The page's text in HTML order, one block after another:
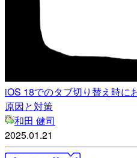
iOS 18でのタブ切り替え時に
原因と対策
和田 健司
2025.01.21